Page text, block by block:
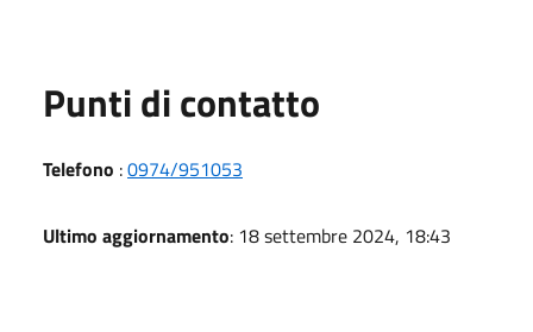
Punti di contatto
Telefono :0974/951053
Ultimo aggiornamento: 18 settembre 2024, 18:43